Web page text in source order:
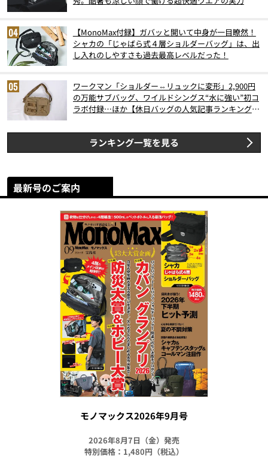
【MonoMax付録】ガバッと開いて中身が一目瞭然！
シャカの「じゃばら式４層ショルダーバッグ」は、出
し入れのしやすさも過去最高レベルだった！
ワークマン「ショルダー⇔リュックに変形」2,900円
の万能サブバッグ、ワイルドシングス“水に強い”初コ
ラボ付録…ほか【休日バッグの人気記事ランキングベ
ランキング一覧を見る
最新号のご案内
モノマックス2026年9月号
2026年8月7日（金）発売
特別価格：1,480円（税込）